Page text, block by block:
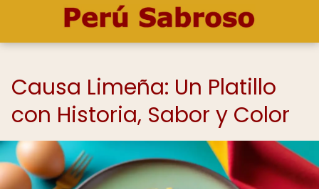
Causa Limeña: Un Platillo
con Historia, Sabor y Color